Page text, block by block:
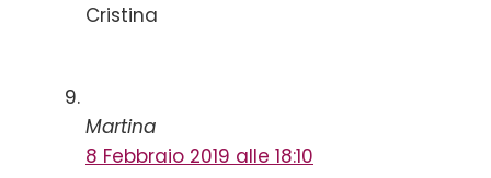
Cristina
Martina
8 Febbraio 2019 alle 18:10